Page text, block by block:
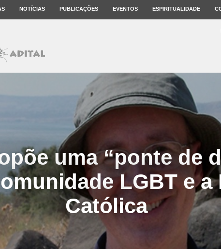
NOTÍCIAS PUBLICAÇÕES EVENTOS ESPIRITUALIDADE
uma “ponte de
LGBT e a
Católica